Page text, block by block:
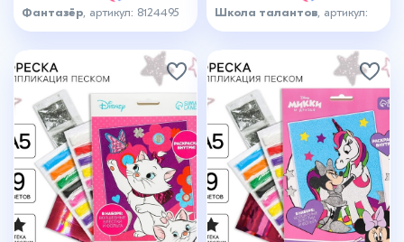
Фантазёр , артикул: 8124495 Школа талантов , артикул:
3223014